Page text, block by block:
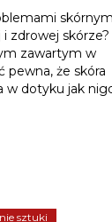
i zdrowej skórze?
zawartym w
że skóra
w dotyku jak
sztuki